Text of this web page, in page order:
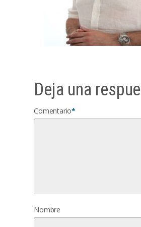
Deja una
Comentario*
Nombre